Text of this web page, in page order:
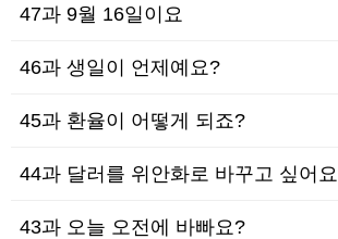
47과 9월 16일이요
46과 생일이 언제예요?
45과 환율이 어떻게 되죠?
44과 달러를 위안화로 바꾸고 싶어요
43과 오늘 오전에 바빠요?